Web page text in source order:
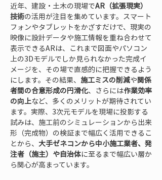
近年、建設・土木の現場でAR（拡張現実）
技術の活用が注目を集めています。スマート
フォンやタブレットをかざすだけで、現実の
映像に設計データや施工情報を重ね合わせて
表示できるARは、これまで図面やパソコン
上の3Dモデルでしか見られなかった完成イ
メージを、その場で直感的に把握できるよう
にします。その結果、 施工ミスの削減や関係
者間の合意形成の円滑化、さらには作業効率
の向上など、多くのメリットが期待されてい
ます。実際、3次元モデルを現場に投影する
試みは、施工前のシミュレーションから出来
形（完成物）の検証まで幅広く活用できるこ
とから、 大手ゼネコンから中小施工業者、発
注者（施主）や自治体に至るまで幅広い層か
ら関心が高まっています。